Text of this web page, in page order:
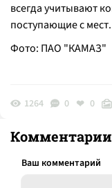
всегда учитывают
поступающие с мест.
Фото: ПАО "КАМАЗ"
1264 0 0
Комментарии